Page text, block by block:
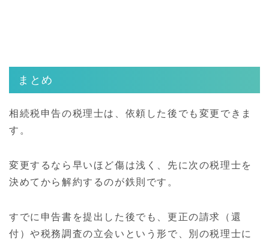
まとめ
相続税申告の税理士は、依頼した後でも変更できま
す。
変更するなら早いほど傷は浅く、先に次の税理士を
決めてから解約するのが鉄則です。
すでに申告書を提出した後でも、更正の請求（還
付）や税務調査の立会いという形で、別の税理士に